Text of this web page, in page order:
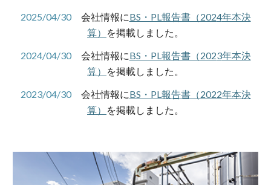
2025/04/30会社情報にBS・PL報告書（2024年本決
算）
を掲載しました。
2024/04/30会社情報にBS・PL報告書（2023年本決
算）
を掲載しました。
2023/04/30会社情報にBS・PL報告書（2022年本決
算）
を掲載しました。